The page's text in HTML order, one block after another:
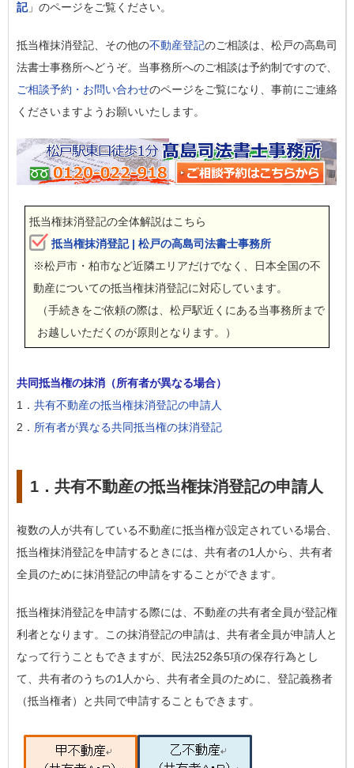
記」のページをご覧ください。
抵当権抹消登記、その他の不動産登記のご相談は、松戸の高島司
法書士事務所へどうぞ。当事務所へのご相談は予約制ですので、
ご相談予約・お問い合わせのページをご覧になり、事前にご連絡
くださいますようお願いいたします。
抵当権抹消登記の全体解説はこちら
抵当権抹消登記 | 松戸の高島司法書士事務所
※松戸市・柏市など近隣エリアだけでなく、日本全国の不
動産についての抵当権抹消登記に対応しています。
（手続きをご依頼の際は、松戸駅近くにある当事務所まで
お越しいただくのが原則となります。）
共同抵当権の抹消（所有者が異なる場合）
1． 共有不動産の抵当権抹消登記の申請人
2． 所有者が異なる共同抵当権の抹消登記
1．共有不動産の抵当権抹消登記の申請人
複数の人が共有している不動産に抵当権が設定されている場合、
抵当権抹消登記を申請するときには、共有者の1人から、共有者
全員のために抹消登記の申請をすることができます。
抵当権抹消登記を申請する際には、不動産の共有者全員が登記権
利者となります。この抹消登記の申請は、共有者全員が申請人と
なって行うこともできますが、民法252条5項の保存行為とし
て、共有者のうちの1人から、共有者全員のために、登記義務者
（抵当権者）と共同で申請することもできます。